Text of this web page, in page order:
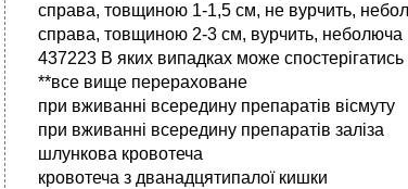
справа, товщиною 1-1,5 см, не вурчить,
справа, товщиною 2-3 см, вурчить, неболюча
437223 В яких випадках може спостерігатись
**все вище перераховане
при вживанні всередину препаратів вісмуту
при вживанні всередину препаратів заліза
шлункова кровотеча
кровотеча з дванадцятипалої кишки